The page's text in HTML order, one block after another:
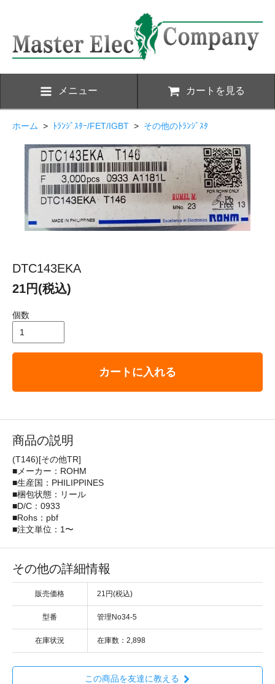
メニュー カートを見る
ホーム > ﾄﾗﾝｼﾞｽﾀｰ/FET/IGBT > その他のﾄﾗﾝｼﾞｽﾀ
DTC143EKA
21円(税込)
個数
カートに入れる
商品の説明
(T146)[その他TR]
■メーカー：ROHM
■生産国：PHILIPPINES
■梱包状態：リール
■D/C：0933
■Rohs：pbf
■注文単位：1〜
その他の詳細情報
販売価格 21円(税込)
型番 管理No34-5
在庫状況 在庫数：2,898
この商品を友達に教える